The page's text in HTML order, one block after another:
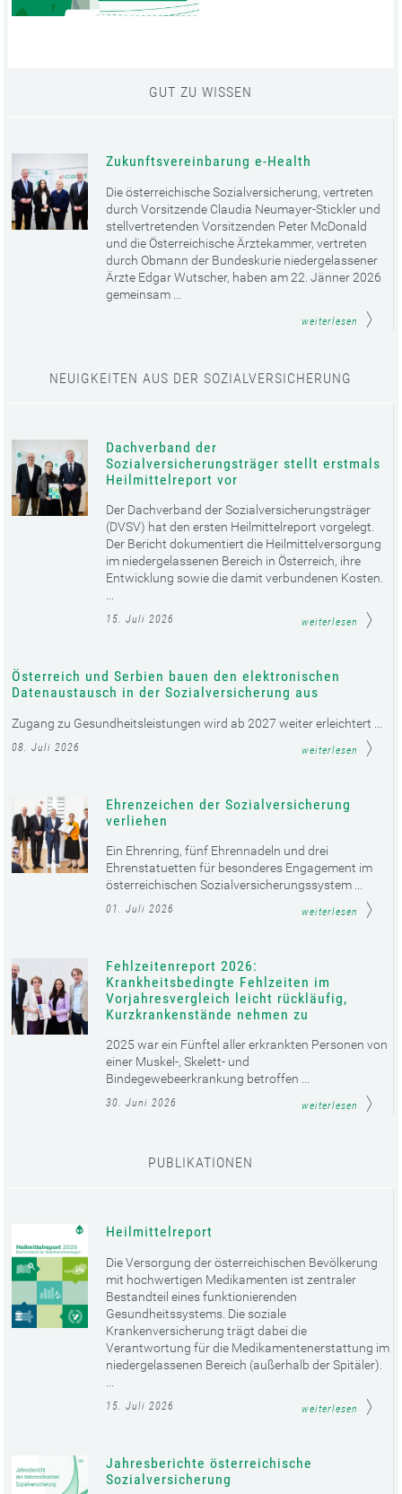
GUT ZU WISSEN
Zukunftsvereinbarung e-Health
Die österreichische Sozialversicherung, vertreten
durch Vorsitzende Claudia Neumayer-Stickler und
stellvertretenden Vorsitzenden Peter McDonald
und die Österreichische Ärztekammer, vertreten
durch Obmann der Bundeskurie niedergelassener
Ärzte Edgar Wutscher, haben am 22. Jänner 2026
gemeinsam ...
weiterlesen
NEUIGKEITEN AUS DER SOZIALVERSICHERUNG
Dachverband der
Sozialversicherungsträger stellt erstmals
Heilmittelreport vor
Der Dachverband der Sozialversicherungsträger
(DVSV) hat den ersten Heilmittelreport vorgelegt.
Der Bericht dokumentiert die Heilmittelversorgung
im niedergelassenen Bereich in Österreich, ihre
Entwicklung sowie die damit verbundenen Kosten.
15. Juli 2026 weiterlesen
Österreich und Serbien bauen den elektronischen
Datenaustausch in der Sozialversicherung aus
Zugang zu Gesundheitsleistungen wird ab 2027 weiter erleichtert ...
08. Juli 2026 weiterlesen
Ehrenzeichen der Sozialversicherung
verliehen
Ein Ehrenring, fünf Ehrennadeln und drei
Ehrenstatuetten für besonderes Engagement im
österreichischen Sozialversicherungssystem ...
01. Juli 2026 weiterlesen
Fehlzeitenreport 2026:
Krankheitsbedingte Fehlzeiten im
Vorjahresvergleich leicht rückläufig,
Kurzkrankenstände nehmen zu
2025 war ein Fünftel aller erkrankten Personen von
einer Muskel-, Skelett- und
Bindegewebeerkrankung betroffen ...
30. Juni 2026 weiterlesen
PUBLIKATIONEN
Heilmittelreport
Die Versorgung der österreichischen Bevölkerung
mit hochwertigen Medikamenten ist zentraler
Bestandteil eines funktionierenden
Gesundheitssystems. Die soziale
Krankenversicherung trägt dabei die
Verantwortung für die Medikamentenerstattung im
niedergelassenen Bereich (außerhalb der Spitäler).
15. Juli 2026 weiterlesen
Jahresberichte österreichische
Sozialversicherung